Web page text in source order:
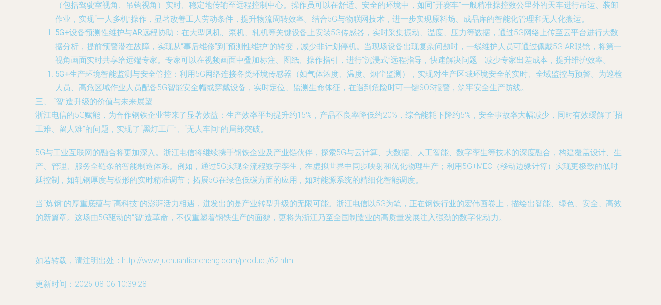
（包括驾驶室视角、吊钩视角）实时、稳定地传输至远程控制中心。操作员可以在舒适、安全的环境中，如同“开赛车”一般精准操控数公里外的天车进行吊运、装卸
作业，实现“一人多机”操作，显著改善工人劳动条件，提升物流周转效率。结合5G与物联网技术，进一步实现原料场、成品库的智能化管理和无人化搬运。
5G+设备预测性维护与AR远程协助 ：在大型风机、泵机、轧机等关键设备上安装5G传感器，实时采集振动、温度、压力等数据，通过5G网络上传至云平台进行大数
据分析，提前预警潜在故障，实现从“事后维修”到“预测性维护”的转变，减少非计划停机。当现场设备出现复杂问题时，一线维护人员可通过佩戴5G AR眼镜，将第一
视角画面实时共享给远端专家。专家可以在视频画面中叠加标注、图纸、操作指引，进行“沉浸式”远程指导，快速解决问题，减少专家出差成本，提升维护效率。
5G+生产环境智能监测与安全管控 ：利用5G网络连接各类环境传感器（如气体浓度、温度、烟尘监测），实现对生产区域环境安全的实时、全域监控与预警。为巡检
人员、高危区域作业人员配备5G智能安全帽或穿戴设备，实时定位、监测生命体征，在遇到危险时可一键SOS报警，筑牢安全生产防线。
三、 “智”造升级的价值与未来展望
浙江电信的5G赋能，为合作钢铁企业带来了显著效益：生产效率平均提升约15%，产品不良率降低约20%，综合能耗下降约5%，安全事故率大幅减少，同时有效缓解了“招
工难、留人难”的问题，实现了“黑灯工厂”、“无人车间”的局部突破。
5G与工业互联网的融合将更加深入。浙江电信将继续携手钢铁企业及产业链伙伴，探索5G与云计算、大数据、人工智能、数字孪生等技术的深度融合，构建覆盖设计、生
产、管理、服务全链条的智能制造体系。例如，通过5G实现全流程数字孪生，在虚拟世界中同步映射和优化物理生产；利用5G+MEC（移动边缘计算）实现更极致的低时
延控制，如轧钢厚度与板形的实时精准调节；拓展5G在绿色低碳方面的应用，如对能源系统的精细化智能调度。
当“炼钢”的厚重底蕴与“高科技”的澎湃活力相遇，迸发出的是产业转型升级的无限可能。浙江电信以5G为笔，正在钢铁行业的宏伟画卷上，描绘出智能、绿色、安全、高效
的新篇章。这场由5G驱动的“智”造革命，不仅重塑着钢铁生产的面貌，更将为浙江乃至全国制造业的高质量发展注入强劲的数字化动力。
如若转载，请注明出处：http://www.juchuantiancheng.com/product/62.html
更新时间：2026-08-06 10:39:28